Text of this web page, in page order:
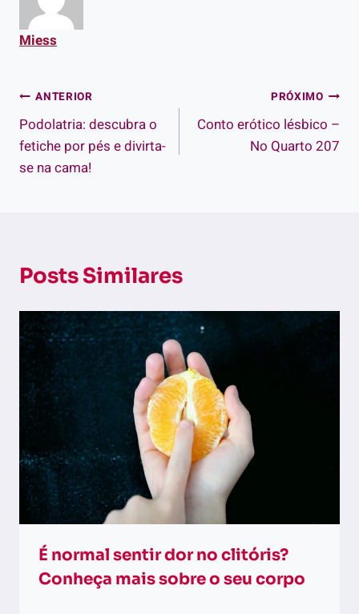
Miess
Navegação
de
Post
ANTERIOR
Podolatria: descubra o
fetiche por pés e divirta-
se na cama!
PRÓXIMO
Conto erótico lésbico –
No Quarto 207
Posts Similares
É normal sentir dor no clitóris?
Conheça mais sobre o seu corpo